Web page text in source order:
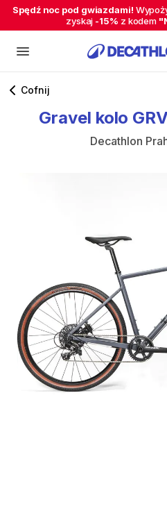
Spędź noc pod gwiazdami!
zyskaj -15% z kodem
Cofnij
Gravel kolo
Decathlon